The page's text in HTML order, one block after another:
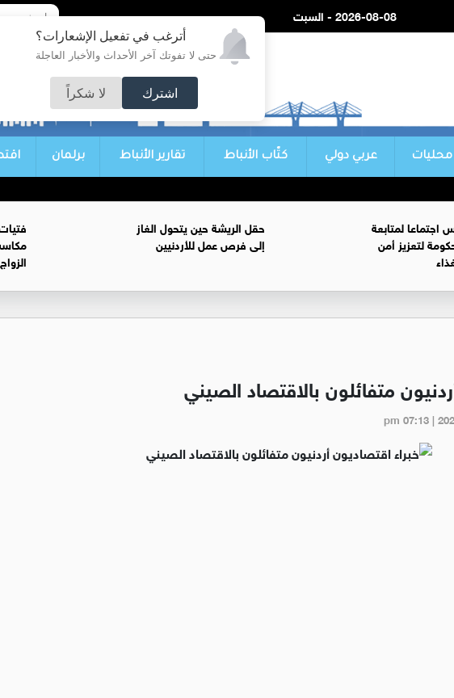
أترغب في تفعيل الإشعارات؟
حتى لا تفوتك آخر الأحداث والأخبار العاجلة
اشترك لا شكراً
2026-08-08 - السبت
محليات عربي دولي كتّاب الأنباط تقارير الأنباط برلمان
اجتماعا لمتابعة
لتعزيز أمن
حقل الريشة حين يتحول الغاز
إلى فرص عمل للأردنيين
متفائلون بالاقتصاد الصيني